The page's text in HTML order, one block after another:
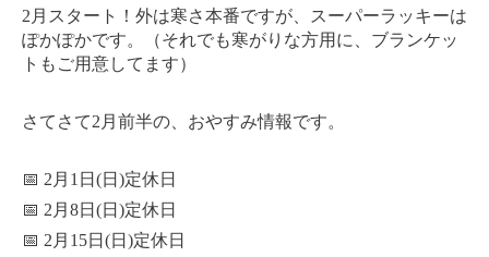
2月スタート！外は寒さ本番ですが、スーパーラッキーは
ぽかぽかです。（それでも寒がりな方用に、ブランケッ
トもご用意してます）
さてさて2月前半の、おやすみ情報です。
📅 2月1日(日)定休日
📅 2月8日(日)定休日
📅 2月15日(日)定休日